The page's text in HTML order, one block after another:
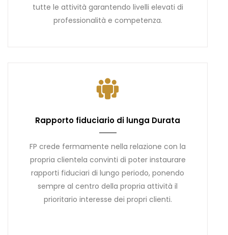
tutte le attività garantendo livelli elevati di
professionalità e competenza.
Rapporto fiduciario di lunga Durata
FP crede fermamente nella relazione con la
propria clientela convinti di poter instaurare
rapporti fiduciari di lungo periodo, ponendo
sempre al centro della propria attività il
prioritario interesse dei propri clienti.